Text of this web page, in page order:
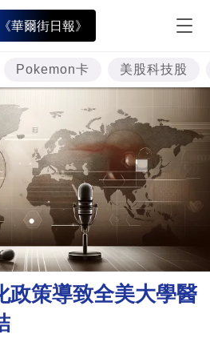
華爾街日報》
Pokemon卡 美股科技股
政策導致全美大學醫